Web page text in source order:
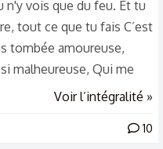
vois que du feu. Et tu
tout ce que tu fais C’est
tombée amoureuse,
malheureuse, Qui me
je m'en sortir? Des
attachée, Et j’ai
Voir l’intégralité »
10